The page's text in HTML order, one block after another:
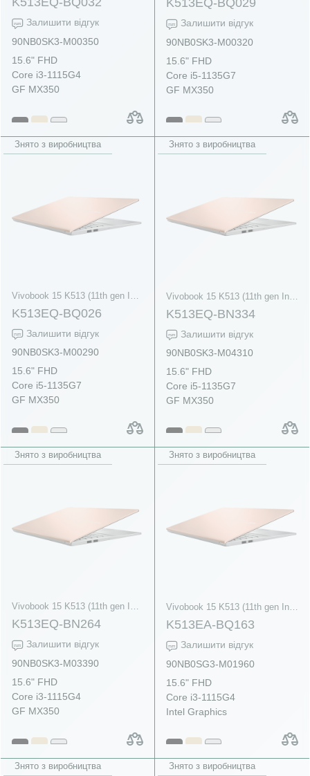
Залишити відгук
90NB0SK3-M00350
15.6" FHD
Core i3-1115G4
GF MX350
K513EQ-BQ029
Залишити відгук
90NB0SK3-M00320
15.6" FHD
Core i5-1135G7
GF MX350
Знято з виробництва
K513EQ-BQ026
Залишити відгук
90NB0SK3-M00290
15.6" FHD
Core i5-1135G7
GF MX350
Знято з виробництва
K513EQ-BN334
Залишити відгук
90NB0SK3-M04310
15.6" FHD
Core i5-1135G7
GF MX350
Знято з виробництва
Vivobook 15 K513 (11th gen Intel)
K513EQ-BN264
Залишити відгук
90NB0SK3-M03390
15.6" FHD
Core i3-1115G4
GF MX350
Знято з виробництва
Vivobook 15 K513 (11th gen Intel)
K513EA-BQ163
Залишити відгук
90NB0SG3-M01960
15.6" FHD
Core i3-1115G4
Intel Graphics
Знято з виробництва Знято з виробництва